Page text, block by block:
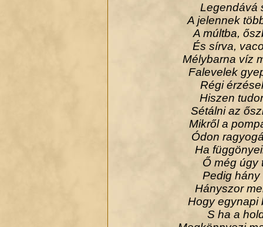
Legendává
A jelennek
A múltba,
És sírva,
Mélybarna víz
Falevelek
Régi
Hiszen
Sétálni az
Mikről a
Ódon
Ha
Ő még úgy
Pedig hány
Hányszor
Hogy egynapi
S ha a